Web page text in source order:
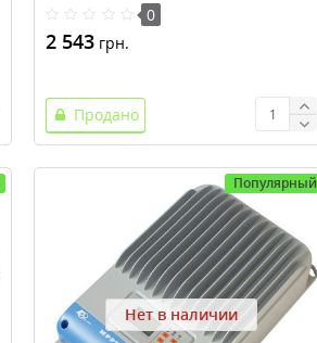
0
2 543грн.
Продано
Популярный
Нет в наличии